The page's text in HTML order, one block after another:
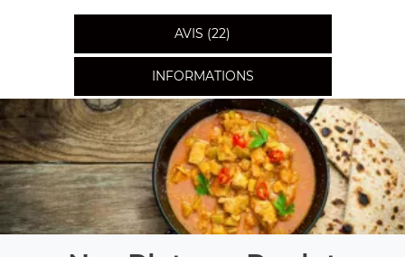
AVIS (22)
INFORMATIONS